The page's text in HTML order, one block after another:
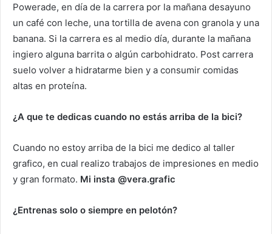
Powerade, en día de la carrera por la mañana desayuno
un café con leche, una tortilla de avena con granola y una
banana. Si la carrera es al medio día, durante la mañana
ingiero alguna barrita o algún carbohidrato. Post carrera
suelo volver a hidratarme bien y a consumir comidas
altas en proteína.
¿A que te dedicas cuando no estás arriba de la bici?
Cuando no estoy arriba de la bici me dedico al taller
grafico, en cual realizo trabajos de impresiones en medio
y gran formato. Mi insta @vera.grafic
¿Entrenas solo o siempre en pelotón?